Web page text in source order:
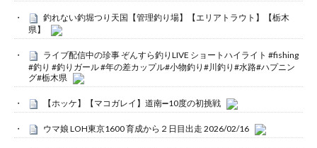
釣れない釣堀つり天国【管理釣り場】【エリアトラウト】【栃木
県】
ライブ配信中の珍事 ぞんすら釣りLIVE ショートハイライト #fishing
#釣り #釣りガール #年の差カップル#小物釣り#川釣り#水路#ハプニン
グ#栃木県
【ホッケ】【マコガレイ】道南➖10度の初挑戦
ウマ娘 LOH東京1600 育成から２日目出走 2026/02/16